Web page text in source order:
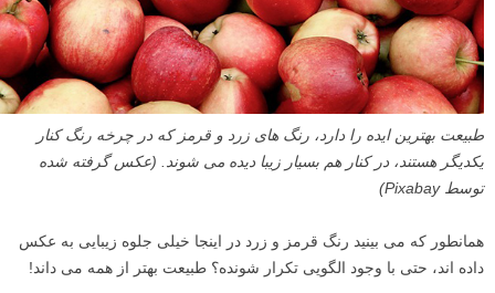
طبیعت بهترین ایده را دارد، رنگ های زرد و قرمز که در چرخه رنگ کنار
یکدیگر هستند، در کنار هم بسیار زیبا دیده می شوند. (عکس گرفته شده
توسط Pixabay)
همانطور که می بینید رنگ قرمز و زرد در اینجا خیلی جلوه زیبایی به عکس
داده اند، حتی با وجود الگویی تکرار شونده؟ طبیعت بهتر از همه می داند!